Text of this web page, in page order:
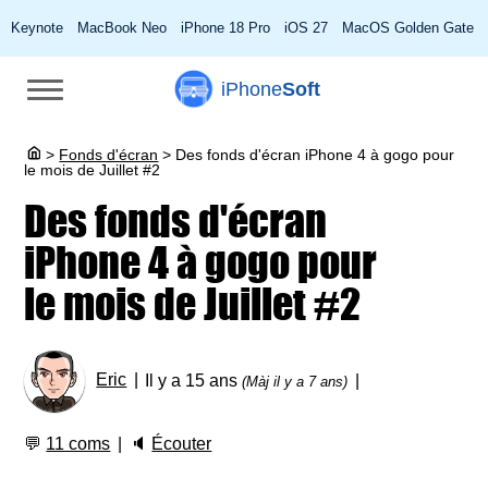
Keynote MacBook Neo iPhone 18 Pro iOS 27 MacOS Golden Gate
iPhoneSoft
> Fonds d'écran > Des fonds d'écran iPhone 4 à gogo pour
le mois de Juillet #2
Des fonds d'écran
iPhone 4 à gogo pour
le mois de Juillet #2
Eric Il y a 15 ans(Màj il y a 7 ans)
💬 11 coms 🔈 Écouter